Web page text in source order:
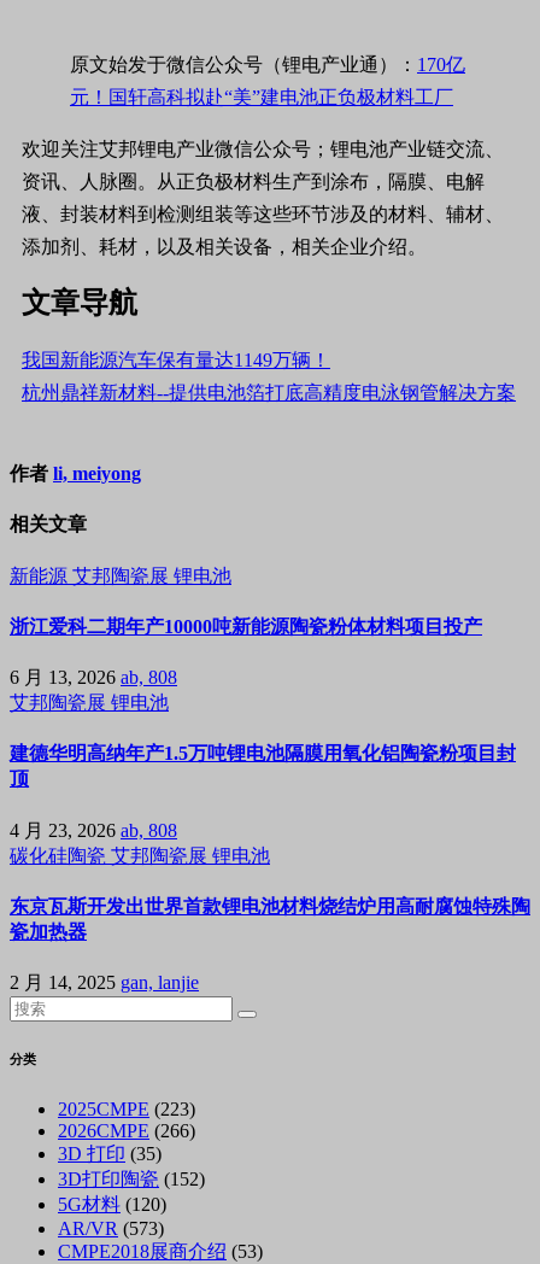
原文始发于微信公众号（锂电产业通）： 170亿
元！国轩高科拟赴“美”建电池正负极材料工厂
欢迎关注艾邦锂电产业微信公众号；锂电池产业链交流、
资讯、人脉圈。从正负极材料生产到涂布，隔膜、电解
液、封装材料到检测组装等这些环节涉及的材料、辅材、
添加剂、耗材，以及相关设备，相关企业介绍。
文章导航
我国新能源汽车保有量达1149万辆！
杭州鼎祥新材料--提供电池箔打底高精度电泳钢管解决方案
作者 li, meiyong
相关文章
新能源 艾邦陶瓷展 锂电池
浙江爱科二期年产10000吨新能源陶瓷粉体材料项目投产
6 月 13, 2026 ab, 808
艾邦陶瓷展 锂电池
建德华明高纳年产1.5万吨锂电池隔膜用氧化铝陶瓷粉项目封
顶
4 月 23, 2026 ab, 808
碳化硅陶瓷 艾邦陶瓷展 锂电池
东京瓦斯开发出世界首款锂电池材料烧结炉用高耐腐蚀特殊陶
瓷加热器
2 月 14, 2025 gan, lanjie
分类
2025CMPE (223)
2026CMPE (266)
3D 打印 (35)
3D打印陶瓷 (152)
5G材料 (120)
AR/VR (573)
CMPE2018展商介绍 (53)